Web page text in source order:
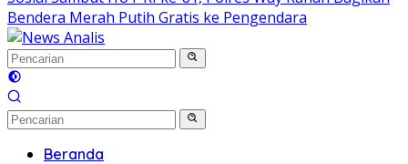
Bendera Merah Putih Gratis ke Pengendara
Beranda